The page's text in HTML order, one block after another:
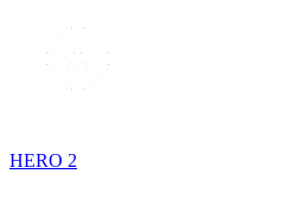
HERO 2